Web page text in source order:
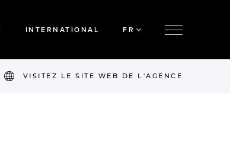
INTERNATIONAL FR
VISITEZ LE SITE WEB DE L'AGENCE